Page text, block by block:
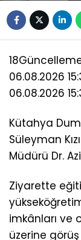
18
06.08.2026
06.08.2026
Kütahya
Süleyman
Müdürü Dr.
Ziyarette
imkânları ve
üzerine